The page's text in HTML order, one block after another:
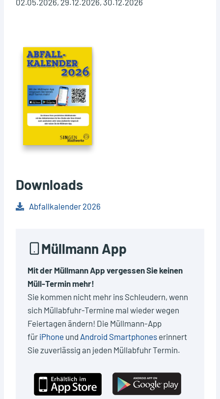
02.05.2026, 29.12.2026, 30.12.2026
Downloads
Abfallkalender 2026
Müllmann App
Mit der Müllmann App vergessen Sie keinen
Müll-Termin mehr!
Sie kommen nicht mehr ins Schleudern, wenn
sich Müllabfuhr-Termine mal wieder wegen
Feiertagen ändern! Die Müllmann-App
für iPhone und Android Smartphones erinnert
Sie zuverlässig an jeden Müllabfuhr Termin.